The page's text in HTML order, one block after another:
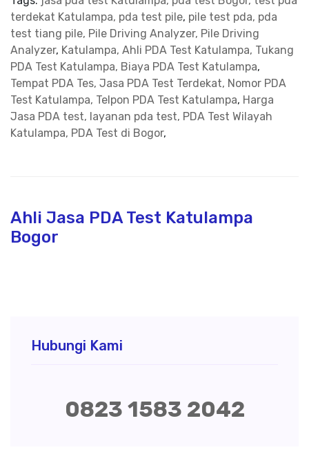
terdekat Katulampa, pda test pile, pile test pda, pda
test tiang pile, Pile Driving Analyzer, Pile Driving
Analyzer, Katulampa, Ahli PDA Test Katulampa, Tukang
PDA Test Katulampa, Biaya PDA Test Katulampa,
Tempat PDA Tes, Jasa PDA Test Terdekat, Nomor PDA
Test Katulampa, Telpon PDA Test Katulampa, Harga
Jasa PDA test, layanan pda test, PDA Test Wilayah
Katulampa, PDA Test di Bogor,
Ahli Jasa PDA Test Katulampa
Bogor
Hubungi Kami
0823 1583 2042